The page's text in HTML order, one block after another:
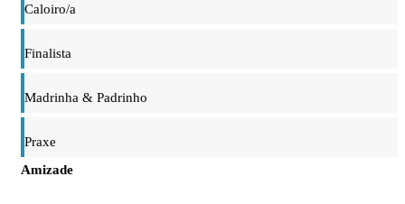
Caloiro/a
Finalista
Madrinha & Padrinho
Praxe
Amizade